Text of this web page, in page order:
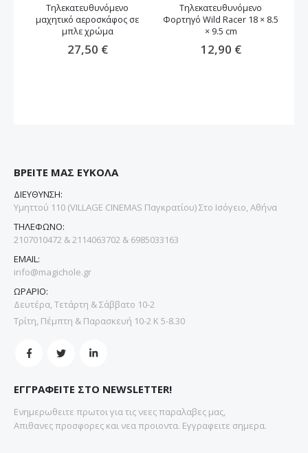
Τηλεκατευθυνόμενο
μαχητικό αεροσκάφος σε
μπλε χρώμα
27,50 €
Τηλεκατευθυνόμενο
Φορτηγό Wild Racer 18 × 8.5
× 9.5 cm
12,90 €
ΒΡΕΙΤΕ ΜΑΣ ΕΥΚΟΛΑ
ΔΙΕΥΘΥΝΣΗ:
Υμηττού 110 (VILLAGE CINEMAS Παγκρατίου) Στο Ισόγειο, Αθήνα
ΤΗΛΕΦΩΝΟ:
2107010472 & 2114063702 & 6985033163
EMAIL:
info@magichole.gr
ΩΡΑΡΙΟ:
Δευτέρα, Τετάρτη & Σάββατο 10-2
Τρίτη, Πέμπτη & Παρασκευή 10-2 Κ 5-8.30
ΕΓΓΡΑΦΕΙΤΕ ΣΤΟ NEWSLETTER!
Ενημερωθειτε πρωτοι για τις νεες παραλαβες μας,
Απιθανες προσφορες και νεα προιοντα. Εγγραφειτε σημερα.